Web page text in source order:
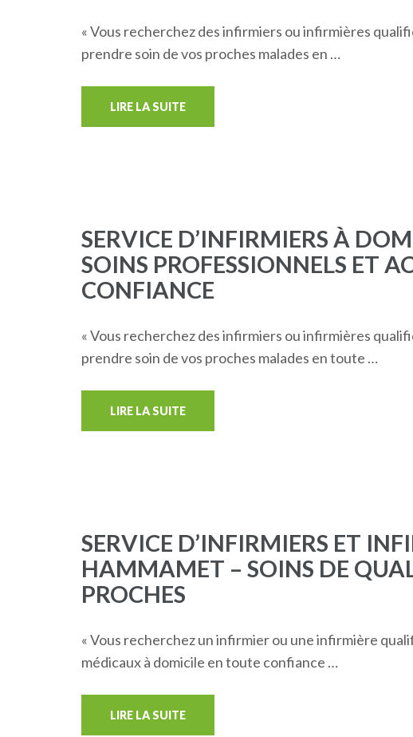
« Vous recherchez des infirmiers ou infirmières
prendre soin de vos proches malades en …
LIRE LA SUITE
SERVICE D’INFIRMIERS À
SOINS PROFESSIONNELS ET
CONFIANCE
« Vous recherchez des infirmiers ou infirmières
prendre soin de vos proches malades en toute …
LIRE LA SUITE
SERVICE D’INFIRMIERS ET
HAMMAMET – SOINS DE
PROCHES
« Vous recherchez un infirmier ou une infirmière
médicaux à domicile en toute confiance …
LIRE LA SUITE